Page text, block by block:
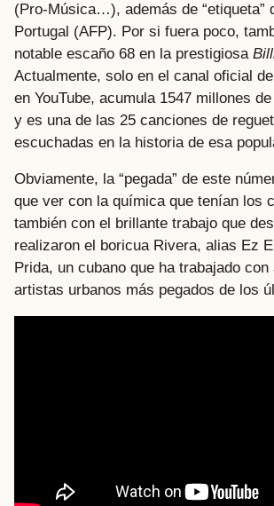
(Pro-Música…), además de “etiqueta”
Portugal (AFP). Por si fuera poco,
notable escaño 68 en la prestigiosa
Actualmente, solo en el canal oficial
en YouTube, acumula 1547 millones
y es una de las 25 canciones de
escuchadas en la historia de esa
Obviamente, la “pegada” de este
que ver con la química que tenían los
también con el brillante trabajo que
realizaron el boricua Rivera, alias Ez
Prida, un cubano que ha trabajado
artistas urbanos más pegados de los